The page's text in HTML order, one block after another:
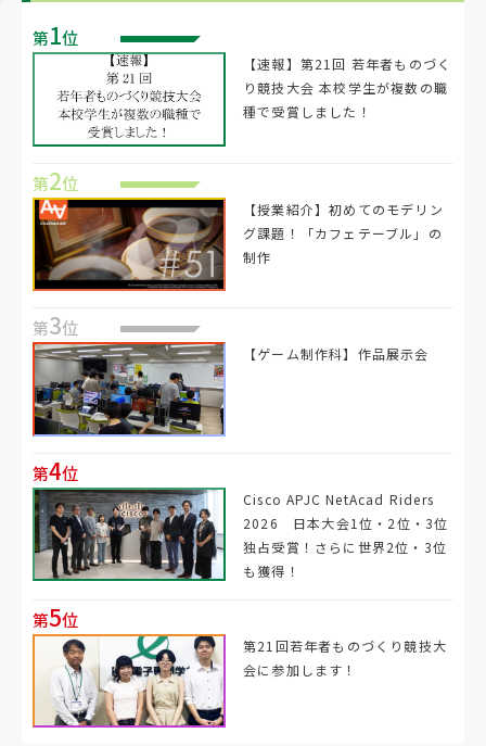
第1位
【速報】第21回 若年者ものづく
り競技大会 本校学生が複数の職
種で受賞しました！
第2位
【授業紹介】初めてのモデリン
グ課題！「カフェテーブル」の
制作
第3位
【ゲーム制作科】作品展示会
第4位
Cisco APJC NetAcad Riders
2026 日本大会1位・2位・3位
独占受賞！さらに世界2位・3位
も獲得！
第5位
第21回若年者ものづくり競技大
会に参加します！